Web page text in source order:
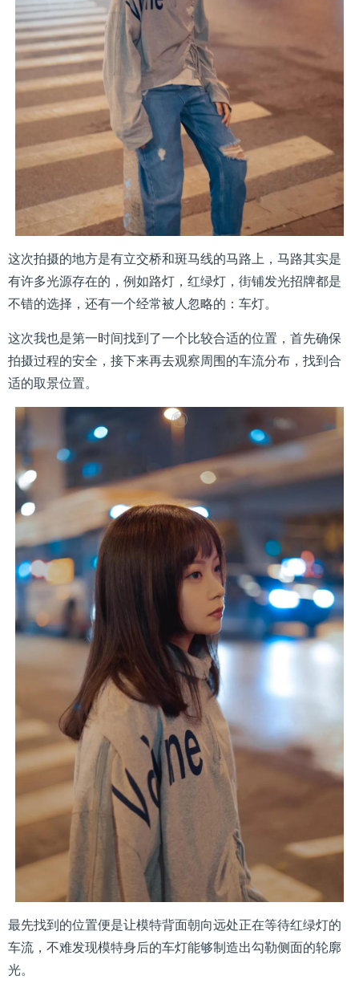
这次拍摄的地方是有立交桥和斑马线的马路上，马路其实是
有许多光源存在的，例如路灯，红绿灯，街铺发光招牌都是
不错的选择，还有一个经常被人忽略的：车灯。
这次我也是第一时间找到了一个比较合适的位置，首先确保
拍摄过程的安全，接下来再去观察周围的车流分布，找到合
适的取景位置。
最先找到的位置便是让模特背面朝向远处正在等待红绿灯的
车流，不难发现模特身后的车灯能够制造出勾勒侧面的轮廓
光。